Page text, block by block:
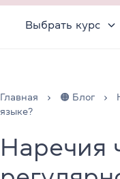
Выбрать курс
Главная 🟠 Блог
языке?
Наречия